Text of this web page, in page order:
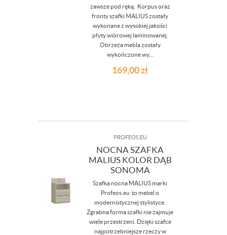
zawsze pod ręką. Korpus oraz
fronty szafki MALIUS zostały
wykonane z wysokiej jakości
płyty wiórowej laminowanej.
Obrzeża mebla zostały
wykończone wy...
169,00zł
PROFEOS.EU
NOCNA SZAFKA
MALIUS KOLOR DĄB
SONOMA
Szafka nocna MALIUS marki
Profeos.eu to mebel o
modernistycznej stylistyce.
Zgrabna forma szafki nie zajmuje
wiele przestrzeni. Dzięki szafce
najpotrzebniejsze rzeczy w